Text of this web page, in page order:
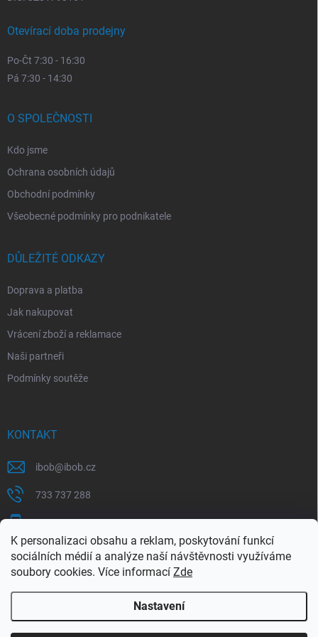
K personalizaci obsahu a reklam, poskytování funkcí
sociálních médií a analýze naší návštěvnosti využíváme
soubory cookies. Více informací Zde
Nastavení
Otevírací doba prodejny
Po-Čt 7:30 - 16:30
Pá 7:30 - 14:30
O SPOLEČNOSTI
Kdo jsme
Ochrana osobních údajů
Obchodní podmínky
Všeobecné podmínky pro podnikatele
DŮLEŽITÉ ODKAZY
Doprava a platba
Jak nakupovat
Vrácení zboží a reklamace
Naši partneři
Podmínky soutěže
KONTAKT
ibob@ibob.cz
733 737 288
607 069 561
Sledujte nás na Facebooku !
ibob_s.r.o/
Copyright 2026ibob s.r.o.. Všechna práva vyhrazena.Upravit nastavení